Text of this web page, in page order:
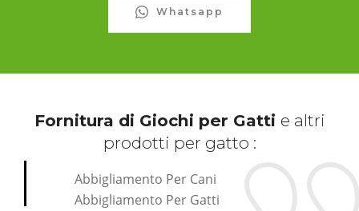
Whatsapp
Fornitura di Giochi per Gatti e altri
prodotti per gatto :
Abbigliamento Per Cani
Abbigliamento Per Gatti